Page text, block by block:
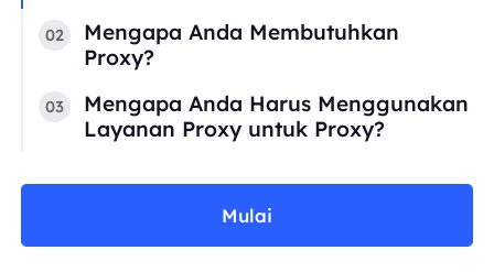
02
Mengapa Anda Membutuhkan
Proxy?
03
Mengapa Anda Harus Menggunakan
Layanan Proxy untuk Proxy?
Mulai